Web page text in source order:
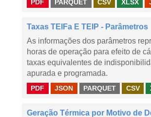
PDF PARQUET CSV XLSX
Taxas TEIFa E TEIP - Parâmetros
As informações dos parâmetros
horas de operação para efeito de
taxas equivalentes de
apurada e programada.
PDF JSON PARQUET CSV
Geração Térmica por Motivo de